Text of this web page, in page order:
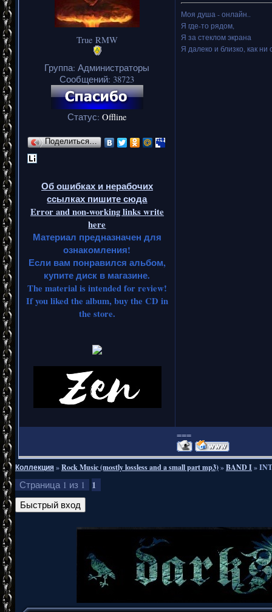
True RMW
Группа: Администраторы
Сообщений: 38723
Статус: Offline
Поделиться…
Об ошибках и нерабочих
ссылках пишите сюда
Error and non-working links write
here
Материал предназначен для
ознакомления!
Если вам понравился альбом,
купите диск в магазине.
The material is intended for review!
If you liked the album, buy the CD in
the store.
Моя душа - онлайн..
Я где-то рядом,
Я за стеклом экрана
Я далеко и близко, как ни
===
Коллекция»Rock Music (mostly lossless and a small part mp3)»BAND I»
Страница 1 из 1 1